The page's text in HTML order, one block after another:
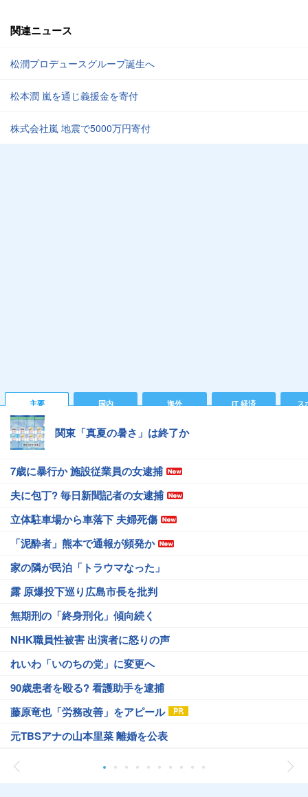
関連ニュース
松潤プロデュースグループ誕生へ
松本潤 嵐を通じ義援金を寄付
株式会社嵐 地震で5000万円寄付
主要 国内 海外 IT 経済 ス
関東「真夏の暑さ」は終了か
7歳に暴行か 施設従業員の女逮捕
夫に包丁? 毎日新聞記者の女逮捕
立体駐車場から車落下 夫婦死傷
「泥酔者」熊本で通報が頻発か
家の隣が民泊「トラウマなった」
露 原爆投下巡り広島市長を批判
無期刑の「終身刑化」傾向続く
NHK職員性被害 出演者に怒りの声
れいわ「いのちの党」に変更へ
90歳患者を殴る? 看護助手を逮捕
藤原竜也「労務改善」をアピール
元TBSアナの山本里菜 離婚を公表